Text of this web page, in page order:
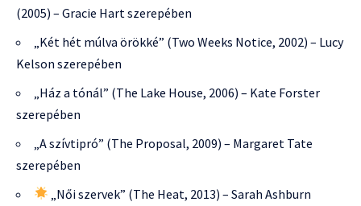
(2005) – Gracie Hart szerepében
„Két hét múlva örökké” (Two Weeks Notice, 2002) – Lucy
Kelson szerepében
„Ház a tónál” (The Lake House, 2006) – Kate Forster
szerepében
„A szívtipró” (The Proposal, 2009) – Margaret Tate
szerepében
„Női szervek” (The Heat, 2013) – Sarah Ashburn